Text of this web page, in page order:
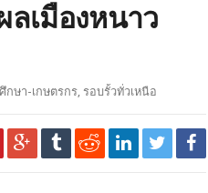
ลเมืองหนาว
กษา-เกษตรกร, รอบรั้วทั่วเหนือ